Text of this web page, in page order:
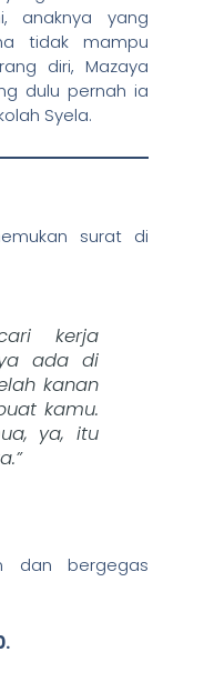
anaknya yang
tidak mampu
diri, Mazaya
dulu pernah ia
Syela.
surat di
kerja
ada di
kanan
kamu.
ya, itu
dan bergegas